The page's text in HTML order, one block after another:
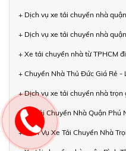
+ Dịch vụ xe tải chuyển nhà
+ Dịch vụ xe tải chuyển nhà
+ Xe tải chuyển nhà từ TPHCM
+ Chuyển Nhà Thủ Đức Giá Rẻ
+ Dịch vụ xe tải chuyển nhà trọn
+ Xe Tải Chuyển Nhà Quận Phú
+ Dịch Vụ Xe Tải Chuyển Nhà